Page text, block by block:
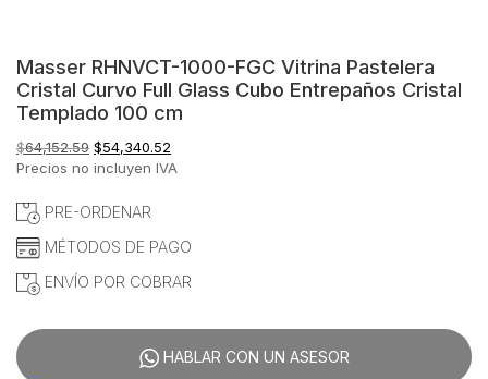
Masser RHNVCT-1000-FGC Vitrina Pastelera
Cristal Curvo Full Glass Cubo Entrepaños Cristal
Templado 100 cm
$64,152.59 El
precio
era:
$54,340.52
precio
Precios no incluyen IVA
PRE-ORDENAR
MÉTODOS DE PAGO
ENVÍO POR COBRAR
HABLAR CON UN ASESOR